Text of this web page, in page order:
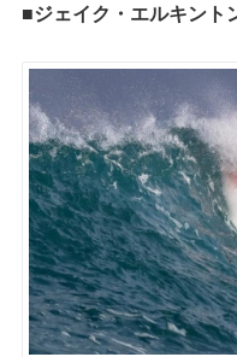
■ジェイク・エルキント